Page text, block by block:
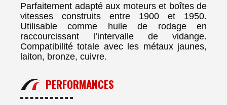
Parfaitement adapté aux moteurs et boîtes de
vitesses construits entre 1900 et 1950.
Utilisable comme huile de rodage en
raccourcissant l’intervalle de vidange.
Compatibilité totale avec les métaux jaunes,
laiton, bronze, cuivre.
PERFORMANCES